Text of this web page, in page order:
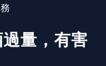
量，有害